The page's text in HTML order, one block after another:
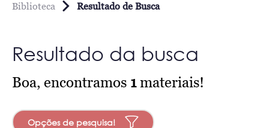
Biblioteca Resultado de Busca
Resultado da busca
Boa, encontramos 1materiais!
Opções de pesquisa!